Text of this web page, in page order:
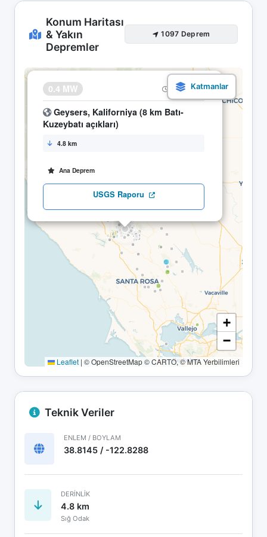
Konum Haritası
& Yakın
Depremler
1097 Deprem
0.4 MW 17.05 13:23
Geysers, Kaliforniya (8 km Batı-
Kuzeybatı açıkları)
4.8 km
Ana Deprem
USGS Raporu
×
+
−
Leaflet | © OpenStreetMap © CARTO, © MTA Yerbilimleri
Teknik Veriler
ENLEM / BOYLAM
38.8145 / -122.8288
DERINLIK
4.8 km
Sığ Odak